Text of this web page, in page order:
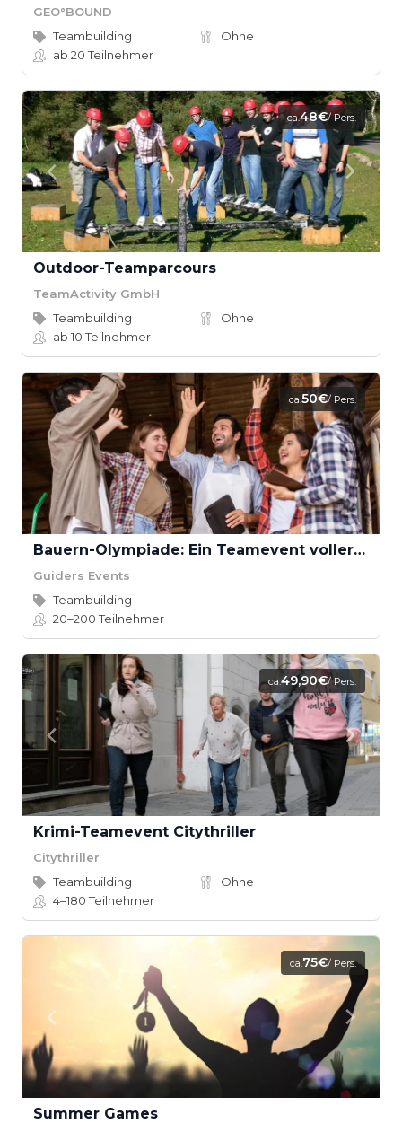
GEO°BOUND
Teambuilding
Ohne
ab 20Teilnehmer
ca.48€/ Pers.
Outdoor-Teamparcours
TeamActivity GmbH
Teambuilding
Ohne
ab 10Teilnehmer
ca.50€/ Pers.
Bauern-Olympiade: Ein Teamevent voller ländlicher Herausforderungen
Guiders Events
Teambuilding
20–200Teilnehmer
ca.49,90€/ Pers.
Krimi-Teamevent Citythriller
Citythriller
Teambuilding
Ohne
4–180Teilnehmer
ca.75€/ Pers.
Summer Games